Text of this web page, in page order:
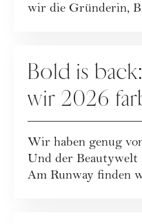
wir die Gründerin,
Bold is
wir 2026
Make-up-
Wir haben genug
Und der Beautywelt
Am Runway finden